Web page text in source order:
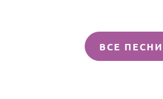
ВСЕ ПЕСНИ